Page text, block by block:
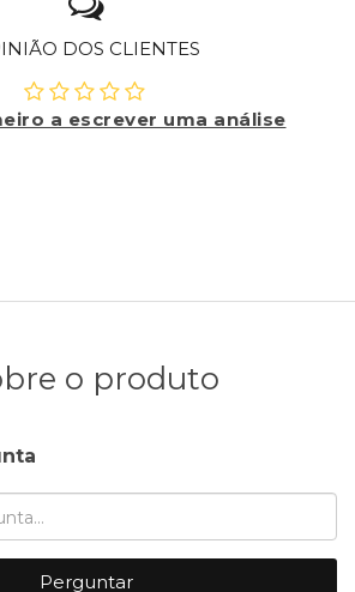
DOS CLIENTES
a escrever uma análise
o produto
Perguntar